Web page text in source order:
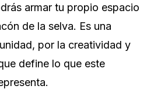
armar tu propio espacio
de la selva. Es una
por la creatividad y
define lo que este